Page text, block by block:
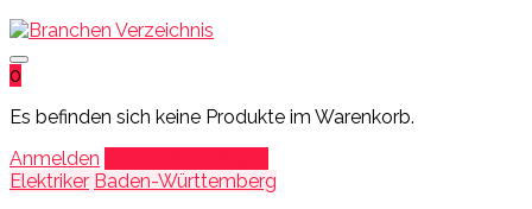
0
Es befinden sich keine Produkte im Warenkorb.
Anmelden
Elektriker Baden-Württemberg